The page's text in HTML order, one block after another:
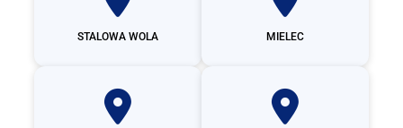
STALOWA WOLA MIELEC